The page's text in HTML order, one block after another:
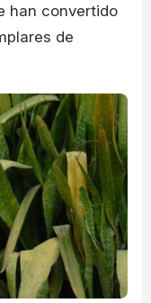
han convertido
de